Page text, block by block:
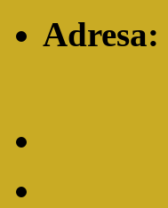
Adresa: